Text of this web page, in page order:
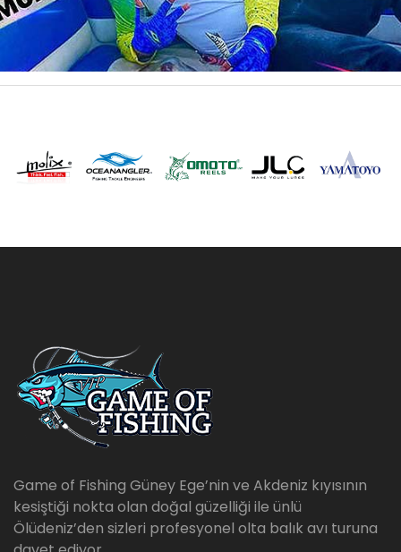
Game of Fishing Güney Ege’nin ve Akdeniz kıyısının
kesiştiği nokta olan doğal güzelliği ile ünlü
Ölüdeniz’den sizleri profesyonel olta balık avı turuna